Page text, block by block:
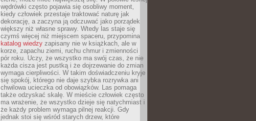
wędrówki często pojawia się osobliwy moment,
kiedy człowiek przestaje traktować naturę jak
dekorację, a zaczyna ją odczuwać jako porządek
większy niż własne sprawy. Wtedy las staje się
czymś więcej niż miejscem spaceru, przypomina
katalog wiedzy zapisany nie w książkach, ale w
korze, zapachu ziemi, ruchu chmur i zmienności
pór roku. Uczy, że wszystko ma swój czas, że nie
każda cisza jest pustką i że dojrzewanie do zmian
wymaga cierpliwości. W takim doświadczeniu kryje
się spokój, którego nie daje szybka rozrywka ani
chwilowa ucieczka od obowiązków. Las pomaga
także odzyskać skalę. W mieście człowiek często
ma wrażenie, że wszystko dzieje się natychmiast i
że każdy problem wymaga pilnej reakcji. Gdy
jednak stoi się wśród starych drzew, które